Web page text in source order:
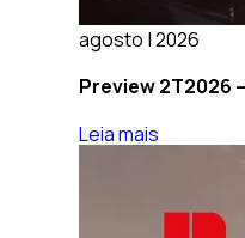
agosto | 2026
Preview 2T2026
Leia mais